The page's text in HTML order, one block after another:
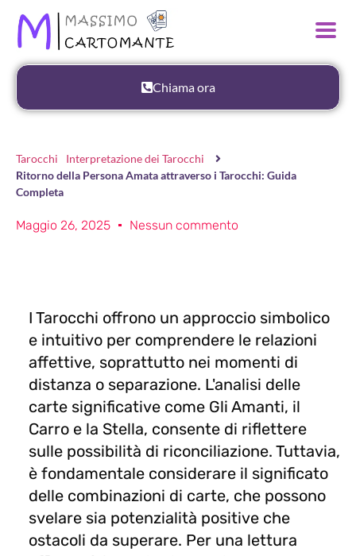
Chiama ora
Tarocchi
Interpretazione dei Tarocchi
Ritorno della Persona Amata attraverso i Tarocchi: Guida
Completa
Maggio 26, 2025 Nessun commento
I Tarocchi offrono un approccio simbolico
e intuitivo per comprendere le relazioni
affettive, soprattutto nei momenti di
distanza o separazione. L'analisi delle
carte significative come Gli Amanti, il
Carro e la Stella, consente di riflettere
sulle possibilità di riconciliazione. Tuttavia,
è fondamentale considerare il significato
delle combinazioni di carte, che possono
svelare sia potenzialità positive che
ostacoli da superare. Per una lettura